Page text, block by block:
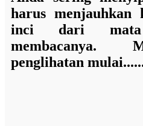
harus menjauhkan
inci dari
membacanya.
penglihatan